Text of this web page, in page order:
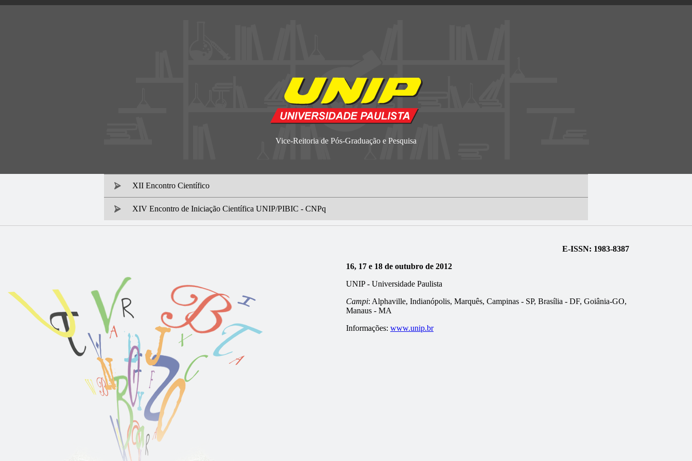
Vice-Reitoria de Pós-Graduação e Pesquisa
XII Encontro Científico
XIV Encontro de Iniciação Científica UNIP/PIBIC - CNPq
E-ISSN: 1983-8387
16, 17 e 18 de outubro de 2012
UNIP - Universidade Paulista
Campi: Alphaville, Indianópolis, Marquês, Campinas - SP, Brasília - DF, Goiânia-GO,
Manaus - MA
Informações: www.unip.br